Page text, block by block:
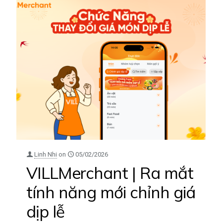
Linh Nhi on 05/02/2026
VILLMerchant | Ra mắt
tính năng mới chỉnh giá
dịp lễ